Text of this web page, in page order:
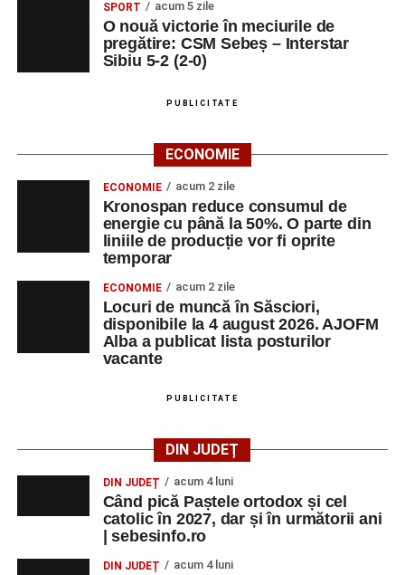
contexte de sprijin reciproc, colaborare și reconectare la
vocația pedagogică autentică.
Urmărește-ne pe Google News
Ultimele știri din Sebeș
Primăria Sebeș a decis să reducă intensitatea
iluminatului public pe timpul nopții, în contextul
apelului la economii al Guvernului Bolojan
Duminică, 23 august 2026, Râpa Roșie găzduiește
cea de-a III-a ediție a concursului „CicloAventurier
Primul concert din cadrul String Symphonic Camp
SPORT acum 5 zile
O nouă victorie în meciurile de
pregătire: CSM Sebeș – Interstar
Sibiu 5-2 (2-0)
PUBLICITATE
ECONOMIE
ECONOMIE acum 2 zile
Kronospan reduce consumul de
energie cu până la 50%. O parte din
liniile de producție vor fi oprite
temporar
ECONOMIE acum 2 zile
Locuri de muncă în Săsciori,
disponibile la 4 august 2026. AJOFM
Alba a publicat lista posturilor
vacante
PUBLICITATE
DIN JUDEȚ
DIN JUDEȚ acum 4 luni
Când pică Paștele ortodox și cel
catolic în 2027, dar și în următorii ani
| sebesinfo.ro
DIN JUDEȚ acum 4 luni